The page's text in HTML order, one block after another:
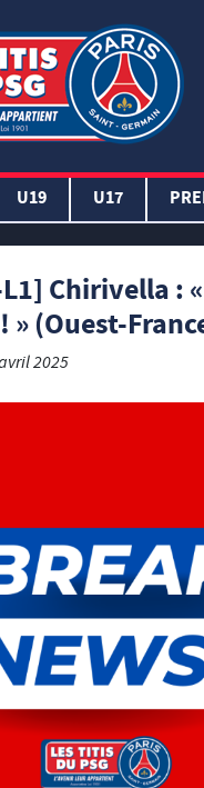
U19 U17
Chirivella :
» (Ouest-
2025